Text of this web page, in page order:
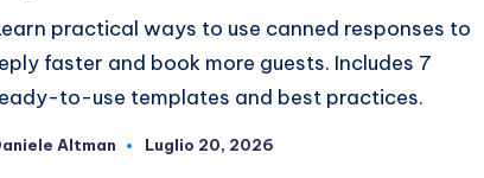
practical ways to use canned responses to
faster and book more guests. Includes 7
to-use templates and best practices.
Altman Luglio 20, 2026